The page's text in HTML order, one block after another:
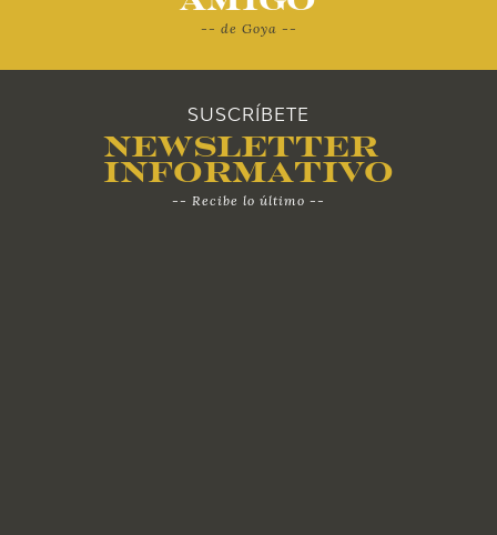
-- de Goya --
SUSCRÍBETE
Newsletter
Informativo
-- Recibe lo último --